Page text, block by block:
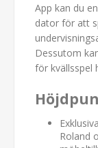
App kan du
dator för att
Dessutom
för kvällsspel
Roland